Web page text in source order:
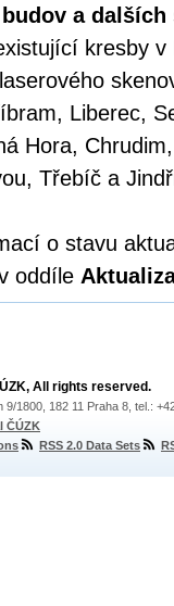
a
kresby
Liberec,
Hora,
Třebíč a
o stavu
oddíle
All rights reserved.
1800, 182 11 Praha 8, tel.:
ČÚZK
RSS 2.0 Data Sets